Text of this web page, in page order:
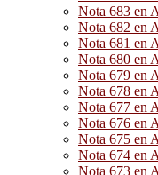
Nota 683 en
Nota 682 en
Nota 681 en
Nota 680 en
Nota 679 en
Nota 678 en
Nota 677 en
Nota 676 en
Nota 675 en
Nota 674 en
Nota 673 en